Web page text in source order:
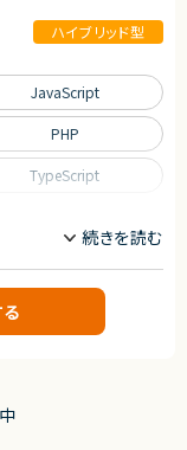
れます！
きな裁量で活躍できま
しながら成長可能です！
ます！
施
開発経験
ハイブリッド型
JavaScript
PHP
TypeScript